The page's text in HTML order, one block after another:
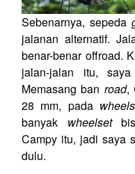
Sebenarnya, sepeda
jalanan alternatif.
benar-benar offroad.
jalan-jalan itu,
Memasang ban road,
28 mm, pada
banyak wheelset
Campy itu, jadi saya
dulu.